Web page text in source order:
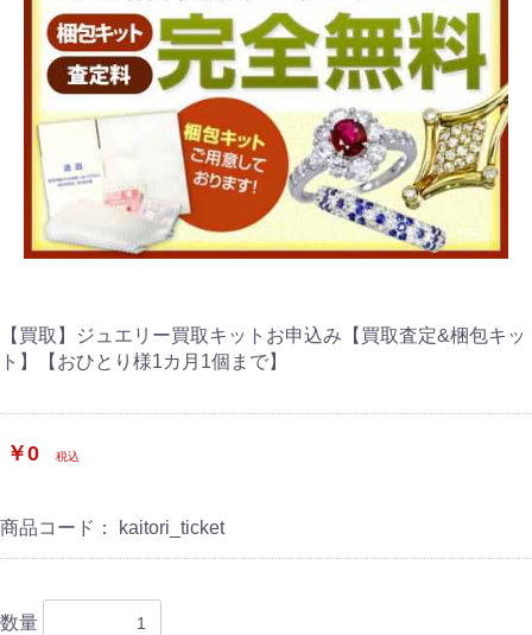
【買取】ジュエリー買取キットお申込み【買取査定&梱包キッ
ト】【おひとり様1カ月1個まで】
￥0 税込
商品コード： kaitori_ticket
数量